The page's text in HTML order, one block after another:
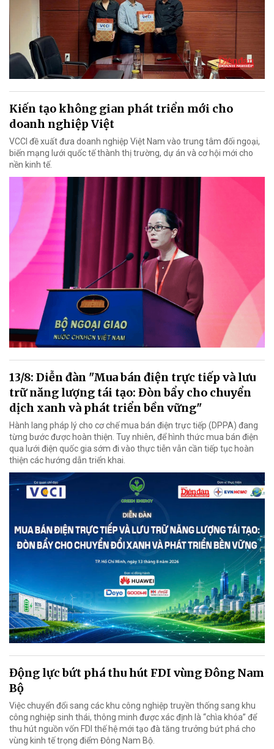
Kiến tạo không gian phát triển mới cho
doanh nghiệp Việt
VCCI đề xuất đưa doanh nghiệp Việt Nam vào trung tâm đối ngoại,
biến mạng lưới quốc tế thành thị trường, dự án và cơ hội mới cho
nền kinh tế.
13/8: Diễn đàn "Mua bán điện trực tiếp và lưu
trữ năng lượng tái tạo: Đòn bẩy cho chuyển
dịch xanh và phát triển bền vững"
Hành lang pháp lý cho cơ chế mua bán điện trực tiếp (DPPA) đang
từng bước được hoàn thiện. Tuy nhiên, để hình thức mua bán điện
qua lưới điện quốc gia sớm đi vào thực tiễn vẫn cần tiếp tục hoàn
thiện các hướng dẫn triển khai.
Động lực bứt phá thu hút FDI vùng Đông Nam
Bộ
Việc chuyển đổi sang các khu công nghiệp truyền thống sang khu
công nghiệp sinh thái, thông minh được xác định là “chìa khóa” để
thu hút nguồn vốn FDI thế hệ mới tạo đà tăng trưởng bứt phá cho
vùng kinh tế trọng điểm Đông Nam Bộ.